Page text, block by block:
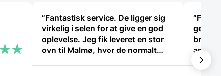
“Fantastisk service. De ligger sig
virkelig i selen for at give en god
oplevelse. Jeg fik leveret en stor
ovn til Malmø, hvor de normalt
“Fedt
gerne